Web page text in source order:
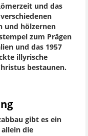
und das
und hölzernen
zum Prägen
und das 1957
illyrische
bestaunen.
gibt es ein
die